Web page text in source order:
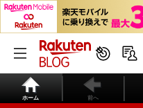
ホーム 前へ